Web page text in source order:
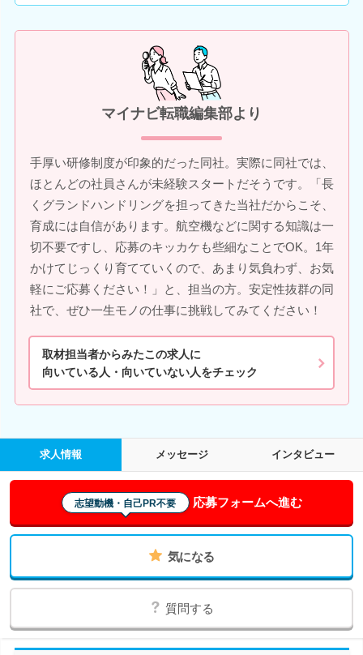
マイナビ転職編集部より
手厚い研修制度が印象的だった同社。実際に同社では、
ほとんどの社員さんが未経験スタートだそうです。「長
くグランドハンドリングを担ってきた当社だからこそ、
育成には自信があります。航空機などに関する知識は一
切不要ですし、応募のキッカケも些細なことでOK。1年
かけてじっくり育てていくので、あまり気負わず、お気
軽にご応募ください！」と、担当の方。安定性抜群の同
社で、ぜひ一生モノの仕事に挑戦してみてください！
取材担当者からみたこの求人に
向いている人・向いていない人をチェック
求人情報 メッセージ インタビュー
志望動機・自己PR不要 応募フォームへ進む
気になる
質問する